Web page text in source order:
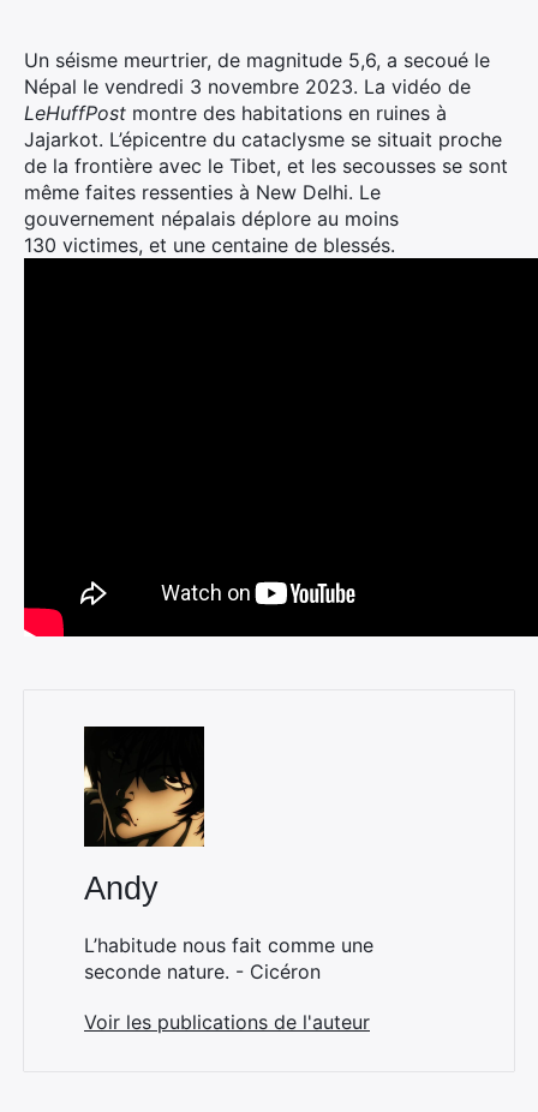
Un séisme meurtrier, de magnitude 5,6, a secoué le
Népal le vendredi 3 novembre 2023. La vidéo de
LeHuffPost montre des habitations en ruines à
Jajarkot. L’épicentre du cataclysme se situait proche
de la frontière avec le Tibet, et les secousses se sont
même faites ressenties à New Delhi. Le
gouvernement népalais déplore au moins
130 victimes, et une centaine de blessés.
Andy
L’habitude nous fait comme une
seconde nature. - Cicéron
Voir les publications de l'auteur